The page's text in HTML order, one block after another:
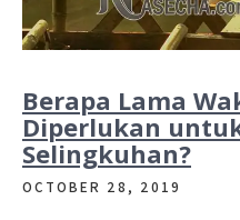
Berapa Lama
Diperlukan
Selingkuhan?
OCTOBER 28, 2019